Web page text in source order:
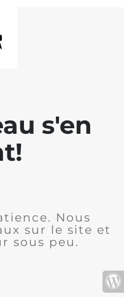
s'en
Nous
sur le site et
sous peu.